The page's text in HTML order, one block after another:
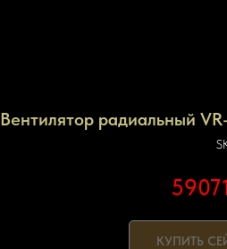
Вентилятор радиальный
КУПИТЬ